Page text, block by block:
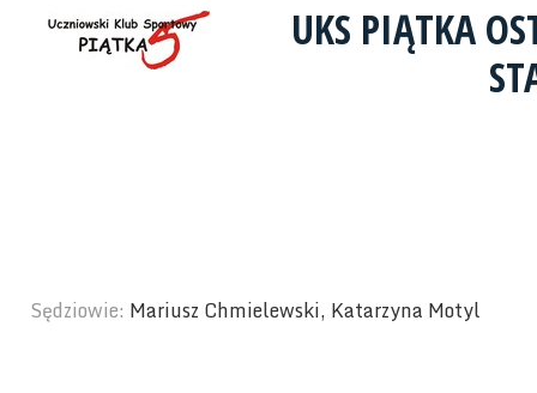
UKS PIĄTKA
Sędziowie: Mariusz Chmielewski, Katarzyna Motyl